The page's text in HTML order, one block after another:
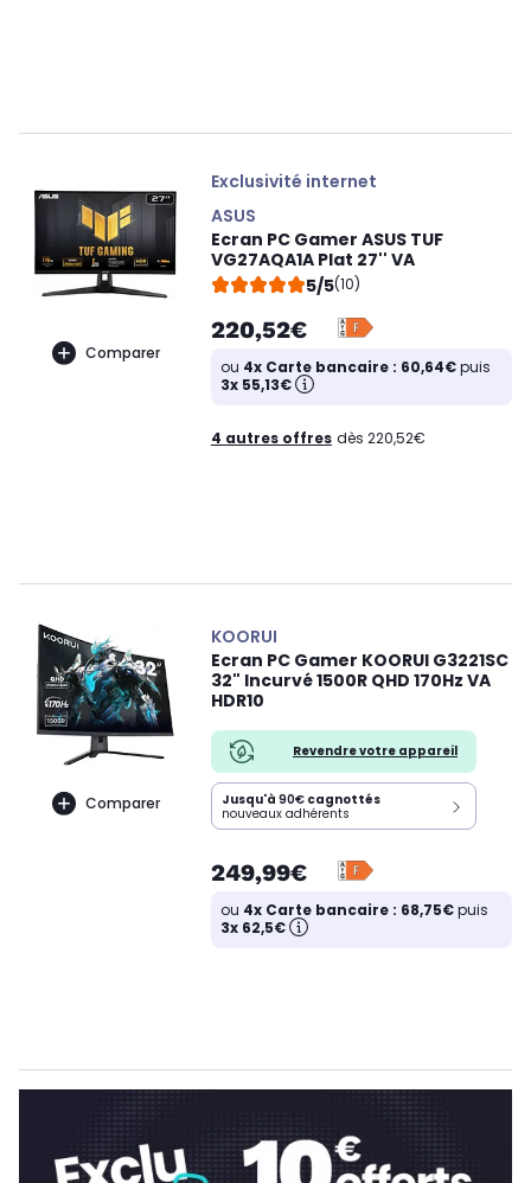
Comparer
Exclusivité internet
ASUS
Ecran PC Gamer ASUS TUF
VG27AQA1A Plat 27'' VA
5/5(10)
220,52€
ou 4x Carte bancaire : 60,64€puis
3x 55,13€
4 autres offres dès 220,52€
Comparer
KOORUI
Ecran PC Gamer KOORUI G3221SC
32" Incurvé 1500R QHD 170Hz VA
HDR10
Revendre votre appareil
Jusqu'à 90€ cagnottés
nouveaux adhérents
249,99€
ou 4x Carte bancaire : 68,75€puis
3x 62,5€